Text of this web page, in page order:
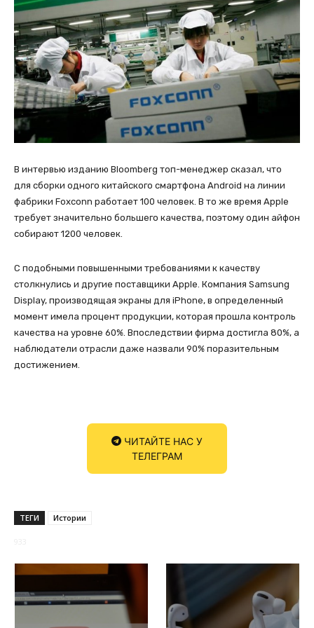
В интервью изданию Bloomberg топ-менеджер сказал, что
для сборки одного китайского смартфона Android на линии
фабрики Foxconn работает 100 человек. В то же время Apple
требует значительно большего качества, поэтому один айфон
собирают 1200 человек.
С подобными повышенными требованиями к качеству
столкнулись и другие поставщики Apple. Компания Samsung
Display, производящая экраны для iPhone, в определенный
момент имела процент продукции, которая прошла контроль
качества на уровне 60%. Впоследствии фирма достигла 80%, а
наблюдатели отрасли даже назвали 90% поразительным
достижением.
ЧИТАЙТЕ НАС У
ТЕЛЕГРАМ
ТЕГИ Истории